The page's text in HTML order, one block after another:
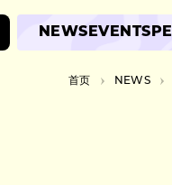
NEWS EVENT
首页 NEWS